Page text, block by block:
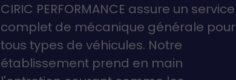
CIRIC PERFORMANCE assure un service
complet de mécanique générale pour
tous types de véhicules. Notre
établissement prend en main